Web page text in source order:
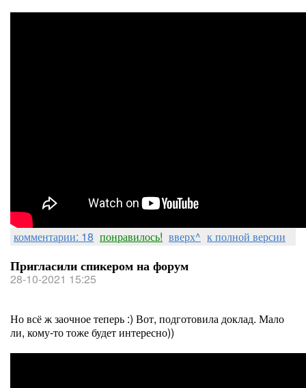
комментарии: 18 понравилось! вверх^ к полной версии
Пригласили спикером на форум
28-10-2021 15:25
Но всё ж заочное теперь :) Вот, подготовила доклад. Мало
ли, кому-то тоже будет интересно))